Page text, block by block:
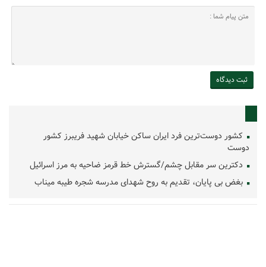
کشور دوست‌ترین فرد ایران ساکن خیابان شهید فریبرز کشور
دوست
دکترین سر مقابل چشم/گسترش خط قرمز ضاحیه به مرز اسرائیل
بغض بی پایان، تقدیم به روح شهدای مدرسه شجره طیبه میناب